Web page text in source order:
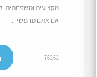
מקצועית
אם אתם מחפשי...
76262